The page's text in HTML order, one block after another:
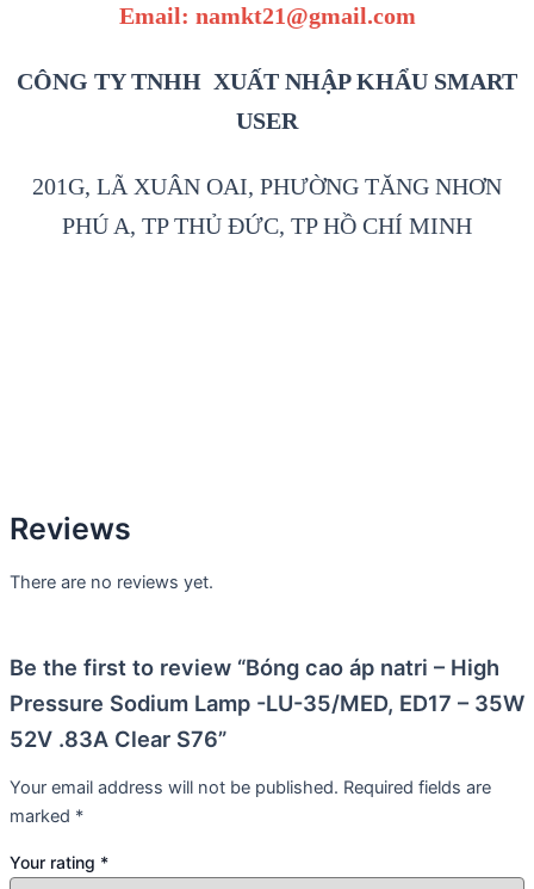
Email: namkt21@gmail.com
CÔNG TY TNHH XUẤT NHẬP KHẨU SMART
USER
201G, LÃ XUÂN OAI, PHƯỜNG TĂNG NHƠN
PHÚ A, TP THỦ ĐỨC, TP HỒ CHÍ MINH
Reviews
There are no reviews yet.
Be the first to review “Bóng cao áp natri – High
Pressure Sodium Lamp -LU-35/MED, ED17 – 35W
52V .83A Clear S76”
Your email address will not be published. Required fields are
marked *
Your rating *